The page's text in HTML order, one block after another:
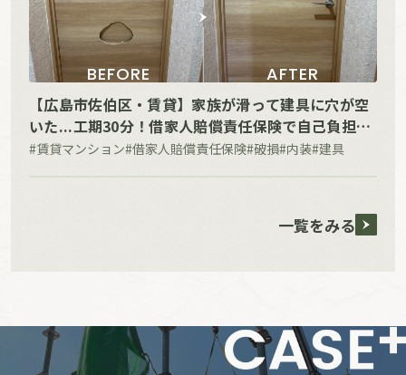
BEFORE AFTER
【広島市佐伯区・賃貸】家族が滑って建具に穴が空
いた...工期30分！借家人賠償責任保険で自己負担な
しで取り替えた事例
#賃貸マンション#借家人賠償責任保険#破損#内装#建具
一覧をみる